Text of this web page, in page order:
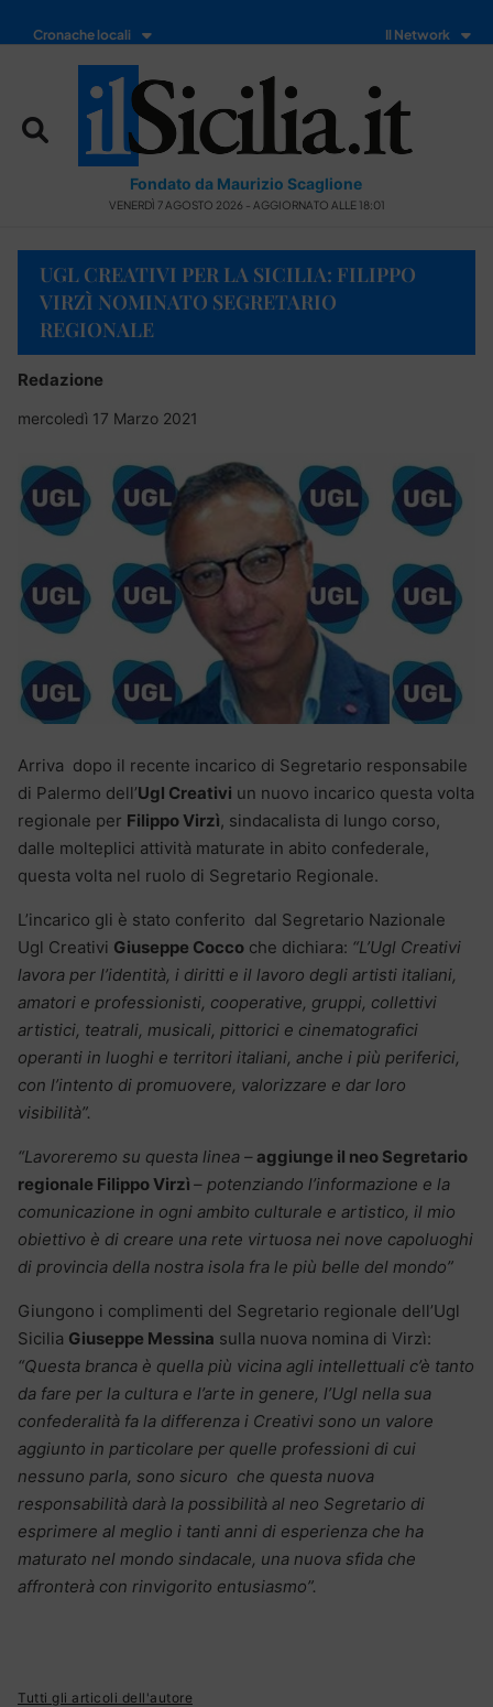
Cronache locali Il Network
Fondato da Maurizio Scaglione
VENERDÌ 7 AGOSTO 2026 - AGGIORNATO ALLE 18:01
UGL CREATIVI PER LA SICILIA: FILIPPO
VIRZÌ NOMINATO SEGRETARIO
REGIONALE
Redazione
mercoledì 17 Marzo 2021
Arriva dopo il recente incarico di Segretario responsabile
di Palermo dell’Ugl Creativi un nuovo incarico questa volta
regionale per Filippo Virzì, sindacalista di lungo corso,
dalle molteplici attività maturate in abito confederale,
questa volta nel ruolo di Segretario Regionale.
L’incarico gli è stato conferito dal Segretario Nazionale
Ugl Creativi Giuseppe Cocco che dichiara: “L’Ugl Creativi
lavora per l’identità, i diritti e il lavoro degli artisti italiani,
amatori e professionisti, cooperative, gruppi, collettivi
artistici, teatrali, musicali, pittorici e cinematografici
operanti in luoghi e territori italiani, anche i più periferici,
con l’intento di promuovere, valorizzare e dar loro
visibilità”.
“Lavoreremo su questa linea –aggiunge il neo Segretario
regionale Filippo Virzì – potenziando l’informazione e la
comunicazione in ogni ambito culturale e artistico, il mio
obiettivo è di creare una rete virtuosa nei nove capoluoghi
di provincia della nostra isola fra le più belle del mondo”
Giungono i complimenti del Segretario regionale dell’Ugl
Sicilia Giuseppe Messina sulla nuova nomina di Virzì:
“Questa branca è quella più vicina agli intellettuali c’è tanto
da fare per la cultura e l’arte in genere, l’Ugl nella sua
confederalità fa la differenza i Creativi sono un valore
aggiunto in particolare per quelle professioni di cui
nessuno parla, sono sicuro che questa nuova
responsabilità darà la possibilità al neo Segretario di
esprimere al meglio i tanti anni di esperienza che ha
maturato nel mondo sindacale, una nuova sfida che
affronterà con rinvigorito entusiasmo”.
Tutti gli articoli dell'autore